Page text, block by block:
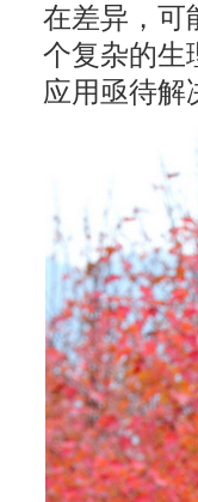
在差异，可
个复杂的生
应用亟待解